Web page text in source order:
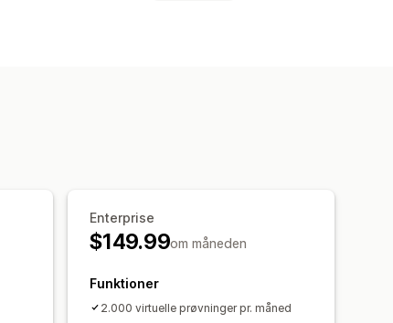
Enterprise
$149.99om måneden
Funktioner
2.000 virtuelle prøvninger pr. måned